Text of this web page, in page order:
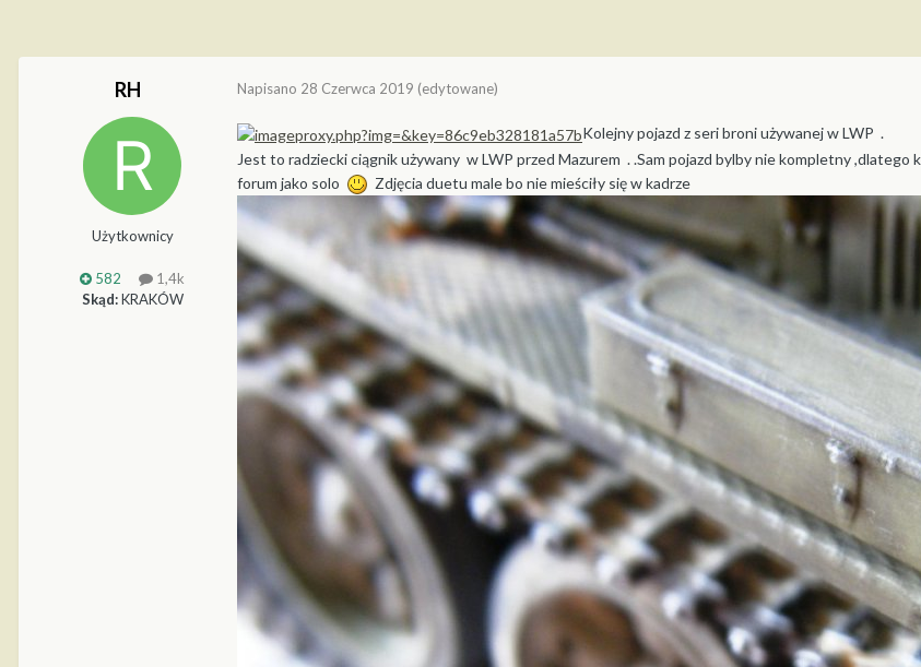
RH
Użytkownicy
582
1,4k
Skąd:KRAKÓW
Napisano 28 Czerwca 2019 (edytowane)
Kolejny pojazd z seri broni używanej w LWP .
Jest to radziecki ciągnik używany w LWP przed Mazurem . .Sam pojazd bylby nie kompletny
forum jako solo
Zdjęcia duetu male bo nie mieściły się w kadrze